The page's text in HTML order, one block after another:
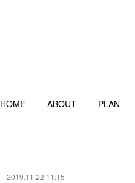
HOME ABOUT PLAN
2019.11.22 11:15